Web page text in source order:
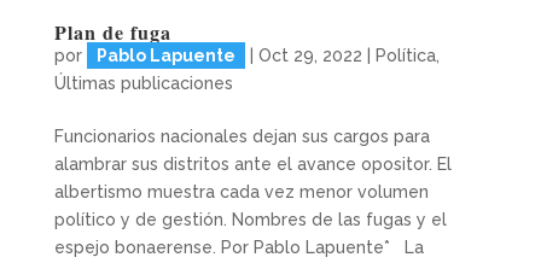
Plan de fuga
por Pablo Lapuente Oct 29, 2022 Política,
Últimas publicaciones
Funcionarios nacionales dejan sus cargos para
alambrar sus distritos ante el avance opositor. El
albertismo muestra cada vez menor volumen
político y de gestión. Nombres de las fugas y el
espejo bonaerense. Por Pablo Lapuente* La